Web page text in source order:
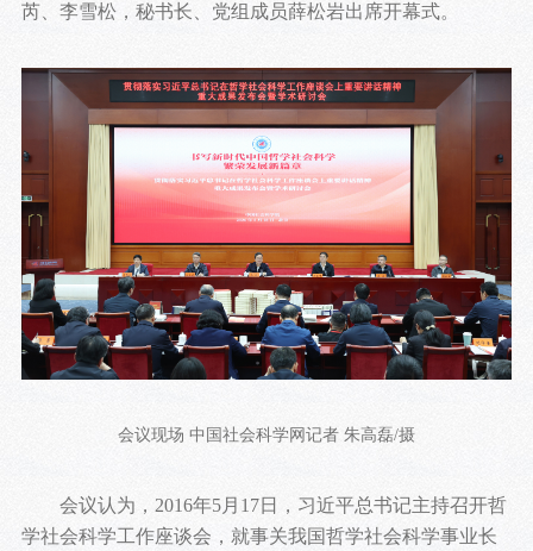
芮、李雪松，秘书长、党组成员薛松岩出席开幕式。
会议现场 中国社会科学网记者 朱高磊/摄
会议认为，2016年5月17日，习近平总书记主持召开哲
学社会科学工作座谈会，就事关我国哲学社会科学事业长